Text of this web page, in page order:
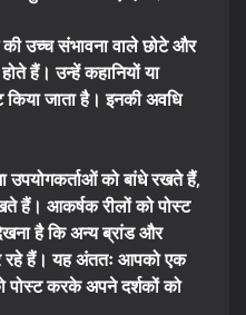
की उच्च संभावना वाले छोटे और
हैं। उन्हें कहानियों या
जाता है। इनकी अवधि
उपयोगकर्ताओं को बांधे रखते हैं,
हैं। आकर्षक रीलों को पोस्ट
है कि अन्य ब्रांड और
रहे हैं। यह अंततः आपको एक
पोस्ट करके अपने दर्शकों को